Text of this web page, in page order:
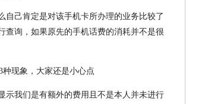
自己肯定是对该手机卡所办理的业务比较了
查询，如果原先的手机话费的消耗并不是很
示我们是有额外的费用且不是本人并未进行